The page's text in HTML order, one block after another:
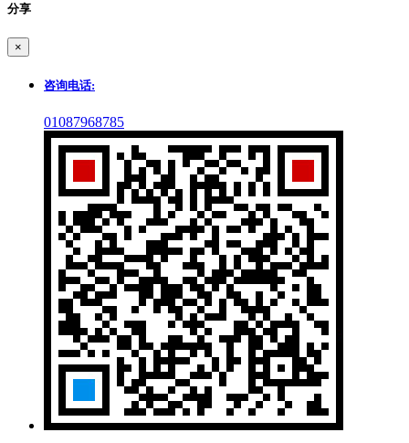
分享
×
咨询电话:
01087968785